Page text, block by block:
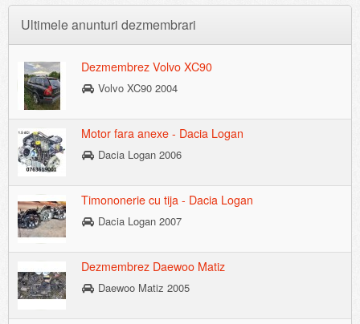
Ultimele anunturi dezmembrari
Dezmembrez Volvo XC90
Volvo XC90 2004
Motor fara anexe - Dacia Logan
Dacia Logan 2006
Timononerie cu tija - Dacia Logan
Dacia Logan 2007
Dezmembrez Daewoo Matiz
Daewoo Matiz 2005